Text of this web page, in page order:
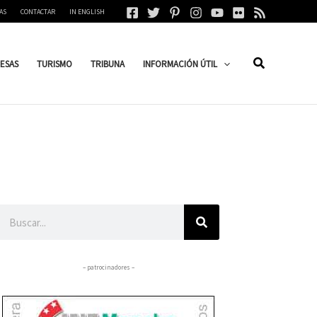
CONTACTAR IN ENGLISH
TURISMO TRIBUNA INFORMACIÓN ÚTIL
– patrocinadores –